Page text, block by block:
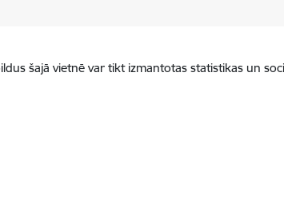
šajā vietnē var tikt izmantotas statistikas un